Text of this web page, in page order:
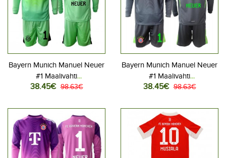
Bayern Munich Manuel Neuer
#1 Maalivahti
Jalkapallovaatteet Lasten
Pitkähihainen (+ Lyhyet
housut)
38.45€ 98.63€
Bayern Munich Manuel Neuer
#1 Maalivahti
Jalkapallovaatteet Lasten
Pitkähihainen (+ Lyhyet
housut)
38.45€ 98.63€